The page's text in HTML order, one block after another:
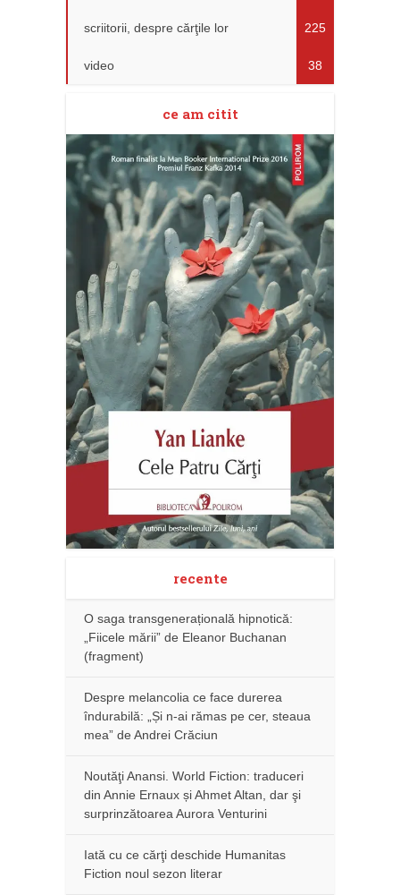
scriitorii, despre cărţile lor 225
video 38
ce am citit
recente
O saga transgenerațională hipnotică:
„Fiicele mării” de Eleanor Buchanan
(fragment)
Despre melancolia ce face durerea
îndurabilă: „Și n-ai rămas pe cer, steaua
mea” de Andrei Crăciun
Noutăţi Anansi. World Fiction: traduceri
din Annie Ernaux și Ahmet Altan, dar şi
surprinzătoarea Aurora Venturini
Iată cu ce cărţi deschide Humanitas
Fiction noul sezon literar